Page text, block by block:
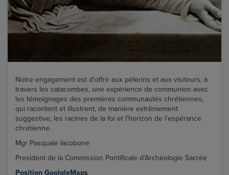
Notre engagement est d'offrir aux pèlerins et aux visiteurs, à
travers les catacombes, une expérience de communion avec
les témoignages des premières communautés chrétiennes,
qui racontent et illustrent, de manière extrêmement
suggestive, les racines de la foi et l'horizon de l'espérance
chrétienne.
Mgr Pasquale Iacobone
President de la Commission Pontificale d'Archéologie Sacrée
Position GoolgleMaps